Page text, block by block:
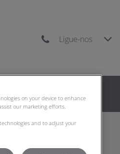
Ligue-nos
on your device to enhance
our marketing efforts.
and to adjust your